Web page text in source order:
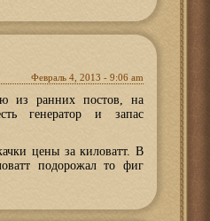
Февраль 4, 2013 - 9:06 am
из ранних постов, на
генератор и запас
цены за киловатт. В
подорожал то фиг